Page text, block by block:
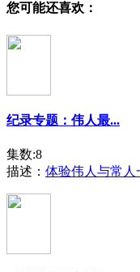
您可能还喜欢：
纪录专题：伟人最...
集数:8
描述： 体验伟人与常人